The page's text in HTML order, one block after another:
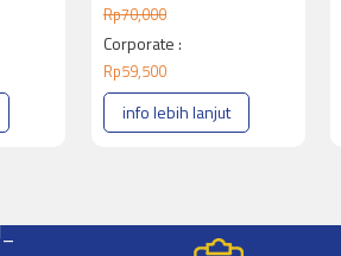
Rp70,000
Corporate :
Rp59,500
info lebih lanjut